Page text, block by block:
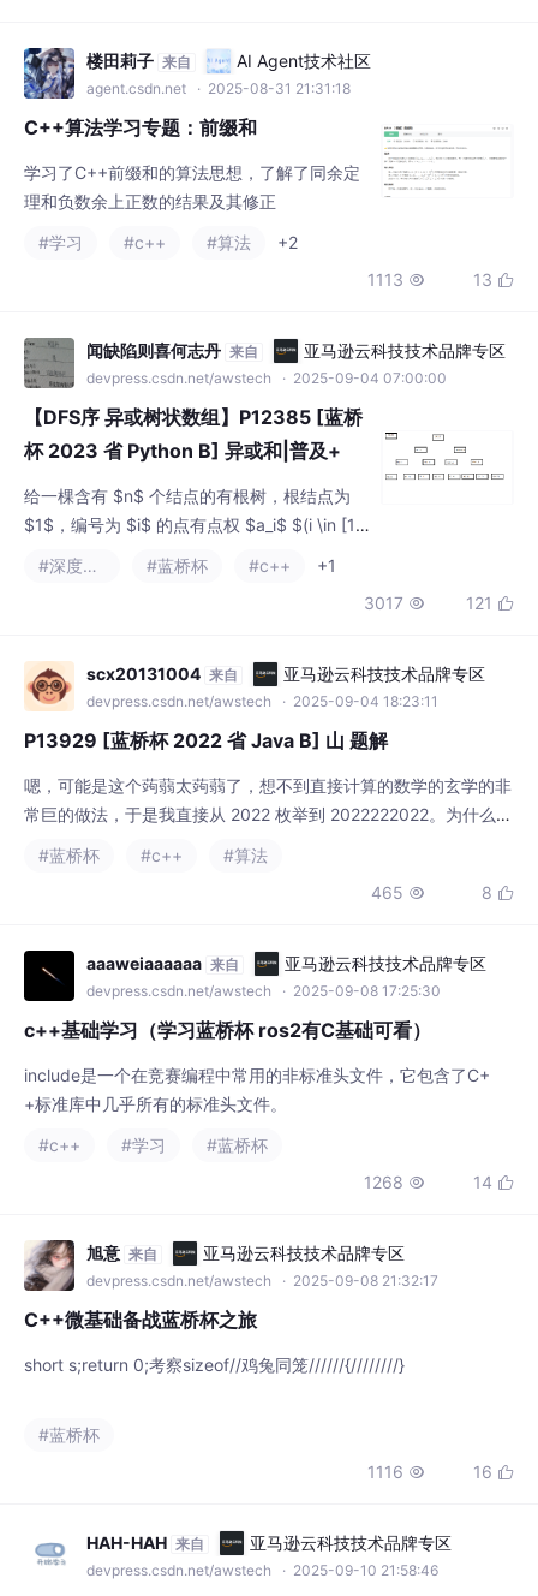
_i\ y_i\ z_i$，表示将与结点 $x_i
楼田莉子 来自 AI Agent技术社区
agent.csdn.net · 2025-08-31 21:31:18
C++算法学习专题：前缀和
学习了C++前缀和的算法思想，了解了同余定
理和负数余上正数的结果及其修正
#学习
#c++ #算法
+2
1113  13 
闻缺陷则喜何志丹 来自 亚马逊云科技技术品牌专区
devpress.csdn.net/awstech · 2025-09-04 07:00:00
【DFS序 异或树状数组】P12385 [蓝桥
杯 2023 省 Python B] 异或和|普及+
给一棵含有 $n$ 个结点的有根树，根结点为
$1$，编号为 $i$ 的点有点权 $a_i$ $(i \in [1,
n])$。现在有两种操作，格式如下：- $1\ x\ y
的操作序列，请对于每个第二类操作给出正确
的结果。
#深度优先 #蓝桥杯 #c++
+1
3017  121 
scx20131004 来自 亚马逊云科技技术品牌专区
devpress.csdn.net/awstech · 2025-09-04 18:23:11
P13929 [蓝桥杯 2022 省 Java B] 山 题解
嗯，可能是这个蒟蒻太蒟蒻了，想不到直接计算的数学的玄学的非
常巨的做法，于是我直接从 2022 枚举到 2022222022。为什么不
用看后半段是否单调不增呢？缩减一下题目的意思，问区间 [202
增。如果前半段是单调不减的，那么后半段就是单调不增的，除非
然啦，这个代码并不会
#蓝桥杯 #c++
#算法
465  8 
aaaweiaaaaaa 来自 亚马逊云科技技术品牌专区
devpress.csdn.net/awstech · 2025-09-08 17:25:30
c++基础学习（学习蓝桥杯 ros2有C基础可看）
include是一个在竞赛编程中常用的非标准头文件，它包含了C+
+标准库中几乎所有的标准头文件。
#c++
#学习
#蓝桥杯
1268  14 
旭意 来自 亚马逊云科技技术品牌专区
devpress.csdn.net/awstech · 2025-09-08 21:32:17
C++微基础备战蓝桥杯之旅
short s;return 0;考察sizeof//鸡兔同笼//////{////////}
#蓝桥杯
1116  16 
HAH-HAH 来自 亚马逊云科技技术品牌专区
devpress.csdn.net/awstech · 2025-09-10 21:58:46